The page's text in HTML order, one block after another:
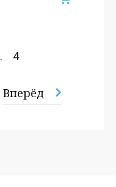
4
Вперёд